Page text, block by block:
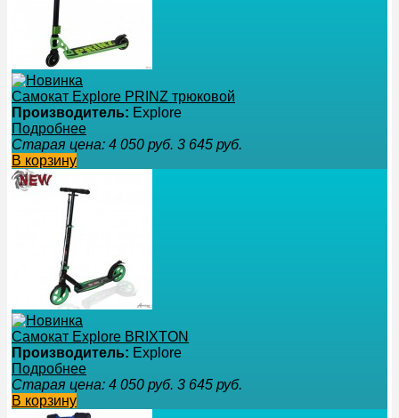
Самокат Explore PRINZ трюковой
Производитель: Explore
Подробнее
Старая цена: 4 050 руб. 3 645 руб.
В корзину
Самокат Explore BRIXTON
Производитель: Explore
Подробнее
Старая цена: 4 050 руб. 3 645 руб.
В корзину